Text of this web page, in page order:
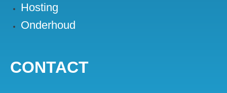
Hosting
Onderhoud
CONTACT